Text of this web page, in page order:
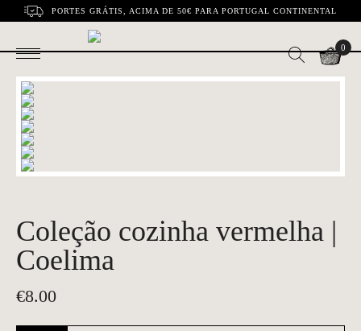
PORTES GRÁTIS, ACIMA DE 50€ PARA PORTUGAL CONTINENTAL
0
Coleção cozinha vermelha |
Coelima
€8.00